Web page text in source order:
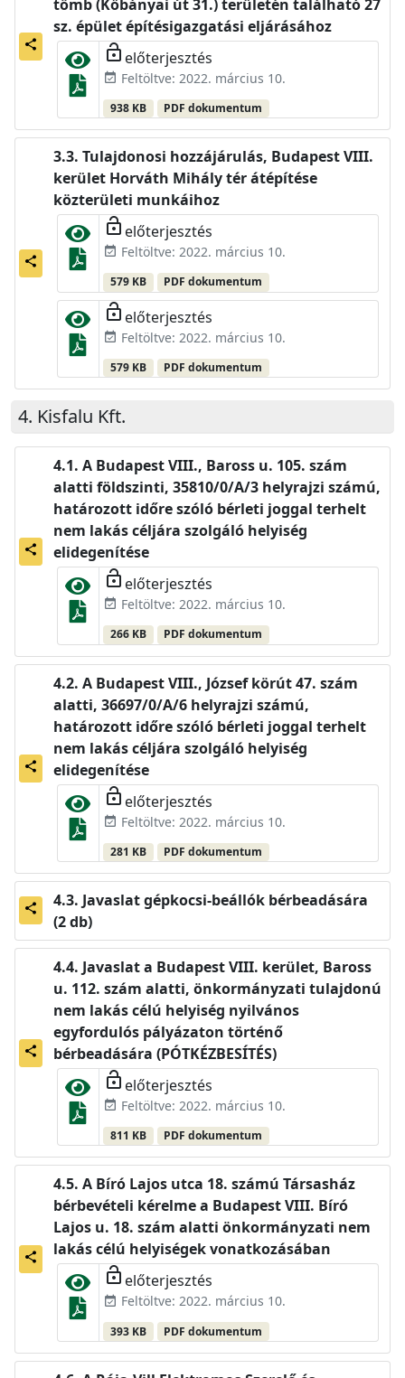
share
tömb (Kőbányai út 31.) területén található 27
sz. épület építésigazgatási eljárásához
lock_open előterjesztés
event_available Feltöltve: 2022. március 10.
938 KB PDF dokumentum
share
Tulajdonosi hozzájárulás, Budapest VIII.
kerület Horváth Mihály tér átépítése
közterületi munkáihoz
lock_open előterjesztés
event_available Feltöltve: 2022. március 10.
579 KB PDF dokumentum
lock_open előterjesztés
event_available Feltöltve: 2022. március 10.
579 KB PDF dokumentum
Kisfalu Kft.
share
A Budapest VIII., Baross u. 105. szám
alatti földszinti, 35810/0/A/3 helyrajzi számú,
határozott időre szóló bérleti joggal terhelt
nem lakás céljára szolgáló helyiség
elidegenítése
lock_open előterjesztés
event_available Feltöltve: 2022. március 10.
266 KB PDF dokumentum
share
A Budapest VIII., József körút 47. szám
alatti, 36697/0/A/6 helyrajzi számú,
határozott időre szóló bérleti joggal terhelt
nem lakás céljára szolgáló helyiség
elidegenítése
lock_open előterjesztés
event_available Feltöltve: 2022. március 10.
281 KB PDF dokumentum
share
Javaslat gépkocsi-beállók bérbeadására
(2 db)
share
Javaslat a Budapest VIII. kerület, Baross
u. 112. szám alatti, önkormányzati tulajdonú
nem lakás célú helyiség nyilvános
egyfordulós pályázaton történő
bérbeadására (PÓTKÉZBESÍTÉS)
lock_open előterjesztés
event_available Feltöltve: 2022. március 10.
811 KB PDF dokumentum
share
A Bíró Lajos utca 18. számú Társasház
bérbevételi kérelme a Budapest VIII. Bíró
Lajos u. 18. szám alatti önkormányzati nem
lakás célú helyiségek vonatkozásában
lock_open előterjesztés
event_available Feltöltve: 2022. március 10.
393 KB PDF dokumentum